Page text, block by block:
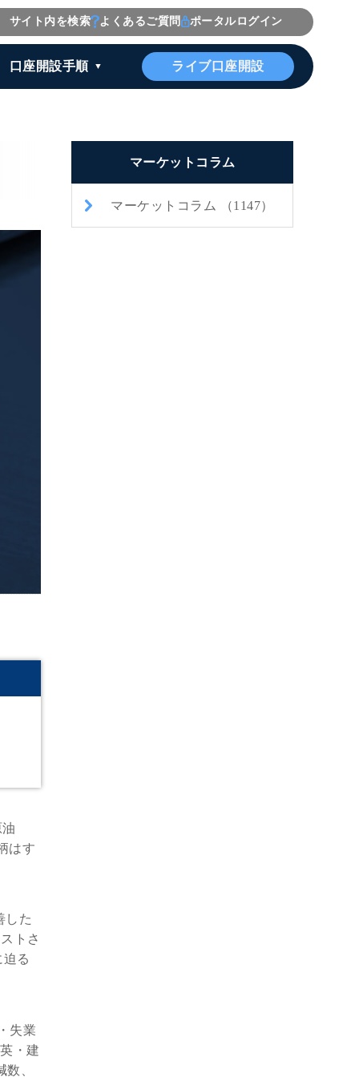
サイト内を検索 よくあるご質問 ポータルログイン
口座開設手順 ライブ口座開設
はす
した
トさ
る
失業
・建
、
マーケットコラム
マーケットコラム （1147）